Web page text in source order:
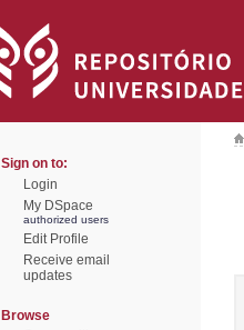
Sign on to:
Login
My DSpace
authorized users
Edit Profile
Receive email
updates
Browse